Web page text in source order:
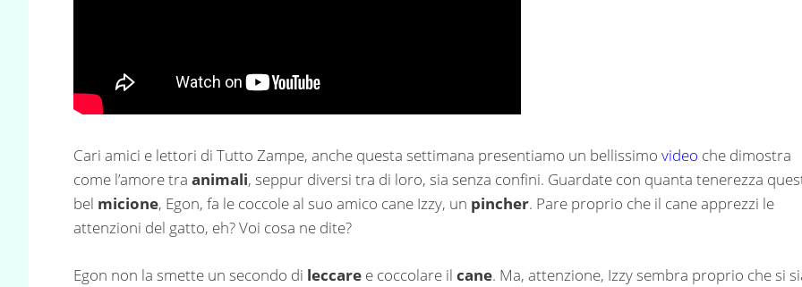
Cari amici e lettori di Tutto Zampe, anche questa settimana presentiamo un bellissimo video che dimostra
come l’amore tra animali, seppur diversi tra di loro, sia senza confini. Guardate con quanta tenerezza
bel micione, Egon, fa le coccole al suo amico cane Izzy, un pincher. Pare proprio che il cane apprezzi le
attenzioni del gatto, eh? Voi cosa ne dite?
Egon non la smette un secondo di leccare e coccolare il cane. Ma, attenzione, Izzy sembra proprio che si